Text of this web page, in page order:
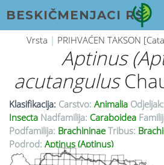
BESKIČMENJACI RS
Vrsta | PRIHVAĆEN TAKSON
Aptinus
acutangulus
Klasifikacija: Carstvo: Animalia Odjeljak:
Insecta Nadfamilija: Caraboidea
Podfamilija: Brachininae Tribus:
Podrod: Aptinus (Aptinus)